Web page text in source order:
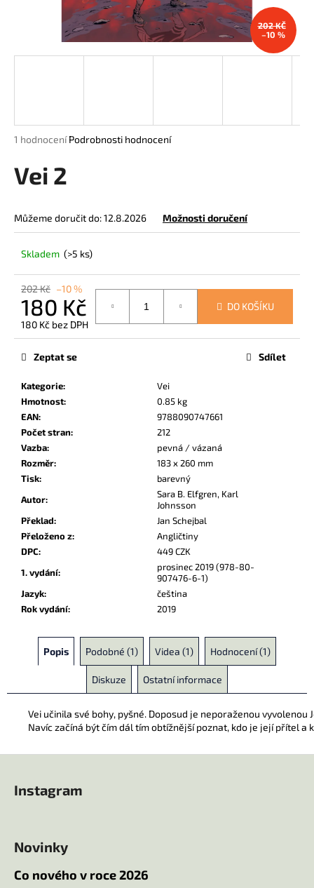
Průměrné
produktu
je
5
hvězdiček.
1 hodnocení Podrobnosti hodnocení
Vei 2
Můžeme doručit do:12.8.2026 Možnosti doručení
Skladem (>5 ks)
202 Kč –10 %
180 Kč
180 Kč bez DPH
Měrná
DO KOŠÍKU
Kategorie:
Vei
Hmotnost:
0.85 kg
EAN:
9788090747661
Počet stran:
212
Vazba:
pevná / vázaná
Rozměr:
183 x 260 mm
Tisk:
barevný
Autor:
Sara B. Elfgren, Karl
Johnsson
Překlad:
Jan Schejbal
Přeloženo z:
Angličtiny
DPC:
449 CZK
1. vydání:
prosinec 2019 (978-80-
907476-6-1)
Jazyk:
čeština
Rok vydání: 2019
Zeptat se Sdílet
202 KČ
–10 %
Popis Podobné (1) Videa (1) Hodnocení (1)
Diskuze Ostatní informace
Vei učinila své bohy, pyšné. Doposud je neporaženou
Navíc začíná být čím dál tím obtížnější poznat, kdo je její přítel
í
D
p
o
u
m
e
RADIANT
01
139
Kč
Instagram
Novinky
Co nového v roce 2026